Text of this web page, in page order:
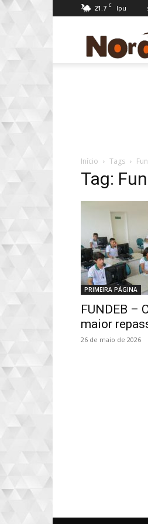
21.7 C Ipu
Início Tags
Tag:
PRIMEIRA PÁGINA
FUNDEB –
maior
26 de maio de 2026